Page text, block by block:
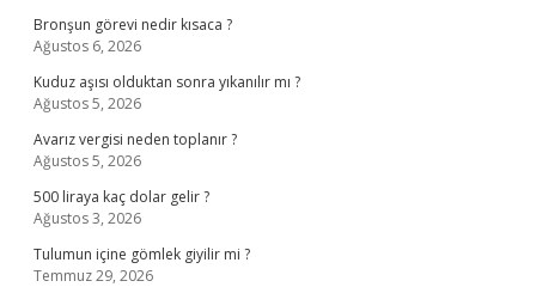
Bronşun görevi nedir kısaca ?
Ağustos 6, 2026
Kuduz aşısı olduktan sonra yıkanılır mı ?
Ağustos 5, 2026
Avarız vergisi neden toplanır ?
Ağustos 5, 2026
500 liraya kaç dolar gelir ?
Ağustos 3, 2026
Tulumun içine gömlek giyilir mi ?
Temmuz 29, 2026